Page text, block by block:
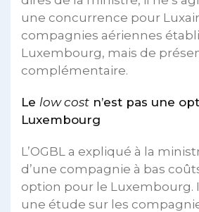
une concurrence pour
compagnies aériennes
Luxembourg, mais de
complémentaire.
Le low cost n’est pas une
Luxembourg
L’OGBL a expliqué à la
d’une compagnie à bas
option pour le Luxembourg.
une étude sur les